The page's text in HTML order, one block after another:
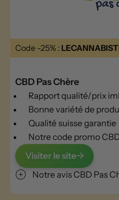
Code -25% :
CBD Pas Chère
Rapport qualité/prix
Bonne variété de
Qualité suisse garantie
Notre code promo
Visiter le site
Notre avis CBD Pas